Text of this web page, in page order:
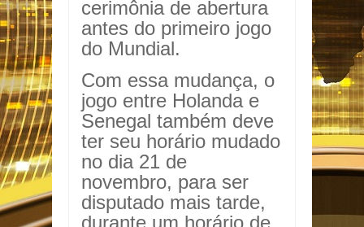
cerimônia de abertura
antes do primeiro jogo
do Mundial.
Com essa mudança, o
jogo entre Holanda e
Senegal também deve
ter seu horário mudado
no dia 21 de
novembro, para ser
disputado mais tarde,